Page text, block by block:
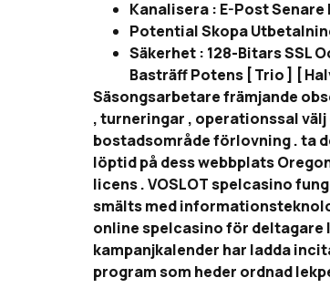
Kanalisera : E-Post
Potential Skopa
Säkerhet : 128-Bitars SSL
Basträff Potens [ Trio ] [
Säsongsarbetare främjande
, turneringar , operationssal
bostadsområde förlovning . ta
löptid på dess webbplats
licens . VOSLOT spelcasino
smälts med
online spelcasino för deltagare
kampanjkalender har ladda
program som heder ordnad